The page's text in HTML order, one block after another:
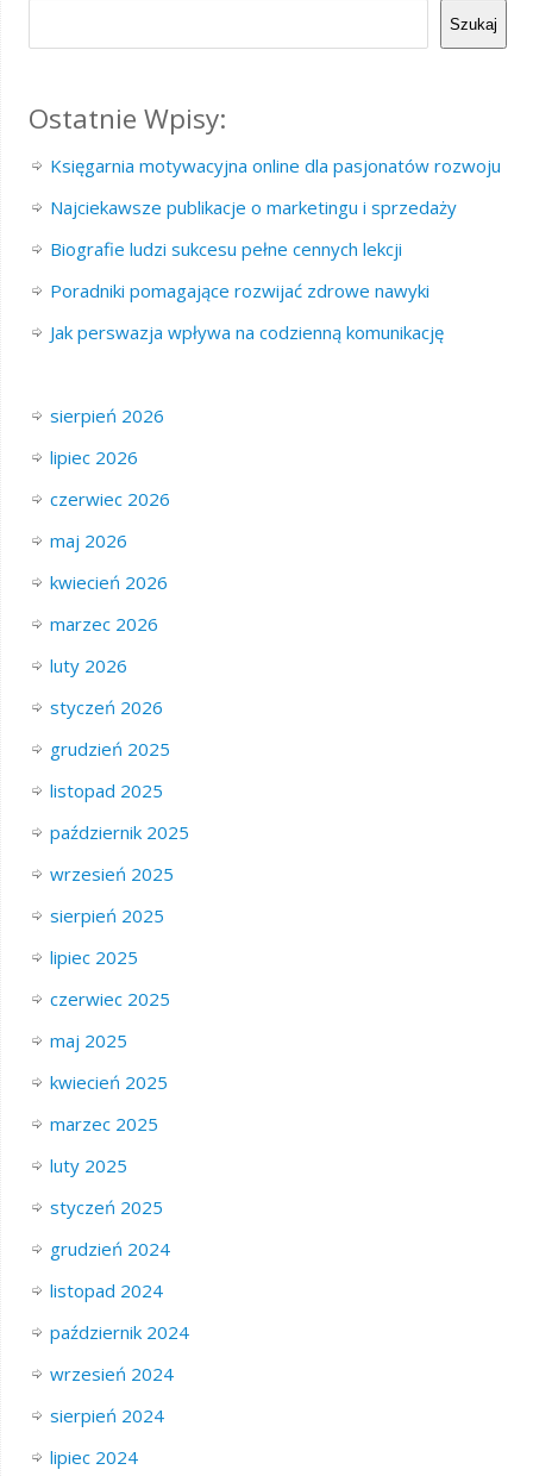
Szukaj
Ostatnie Wpisy:
Księgarnia motywacyjna online dla pasjonatów rozwoju
Najciekawsze publikacje o marketingu i sprzedaży
Biografie ludzi sukcesu pełne cennych lekcji
Poradniki pomagające rozwijać zdrowe nawyki
Jak perswazja wpływa na codzienną komunikację
sierpień 2026
lipiec 2026
czerwiec 2026
maj 2026
kwiecień 2026
marzec 2026
luty 2026
styczeń 2026
grudzień 2025
listopad 2025
październik 2025
wrzesień 2025
sierpień 2025
lipiec 2025
czerwiec 2025
maj 2025
kwiecień 2025
marzec 2025
luty 2025
styczeń 2025
grudzień 2024
listopad 2024
październik 2024
wrzesień 2024
sierpień 2024
lipiec 2024